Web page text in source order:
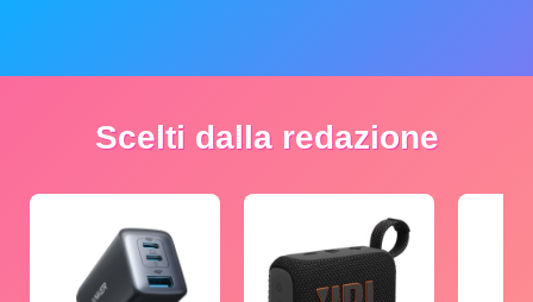
Scelti dalla redazione